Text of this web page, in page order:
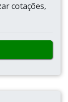
cotações,